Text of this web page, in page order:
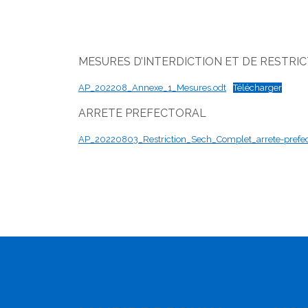
MESURES D’INTERDICTION ET DE
AP_202208_Annexe_1_Mesures.odt Télécharger
ARRETE PREFECTORAL
AP_20220803_Restriction_Sech_Complet_arrete-